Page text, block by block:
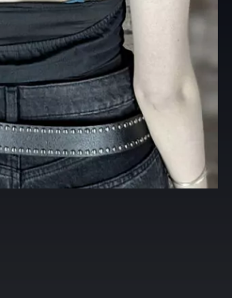
rosso
la fase
Opera,
e la